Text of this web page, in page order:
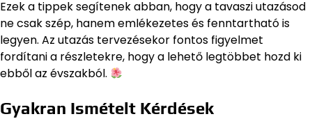
Ezek a tippek segítenek abban, hogy a tavaszi utazásod
ne csak szép, hanem emlékezetes és fenntartható is
legyen. Az utazás tervezésekor fontos figyelmet
fordítani a részletekre, hogy a lehető legtöbbet hozd ki
ebből az évszakból.
Gyakran Ismételt Kérdések